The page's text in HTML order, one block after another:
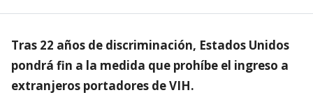
Tras 22 años de discriminación, Estados Unidos
pondrá fin a la medida que prohíbe el ingreso a
extranjeros portadores de VIH.